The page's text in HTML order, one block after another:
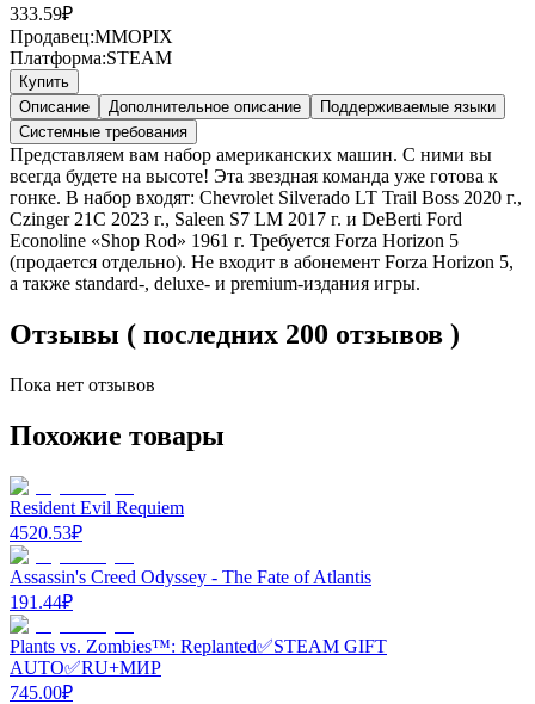
333.59₽
Продавец:MMOPIX
Платформа:STEAM
Купить
Описание
Дополнительное описание
Поддерживаемые языки
Системные требования
Представляем вам набор американских машин. С ними вы
всегда будете на высоте! Эта звездная команда уже готова к
гонке. В набор входят: Chevrolet Silverado LT Trail Boss 2020 г.,
Czinger 21C 2023 г., Saleen S7 LM 2017 г. и DeBerti Ford
Econoline «Shop Rod» 1961 г. Требуется Forza Horizon 5
(продается отдельно). Не входит в абонемент Forza Horizon 5,
а также standard-, deluxe- и premium-издания игры.
Отзывы ( последних 200 отзывов )
Пока нет отзывов
Похожие товары
Resident Evil Requiem
4520.53₽
Assassin's Creed Odyssey - The Fate of Atlantis
191.44₽
Plants vs. Zombies™: Replanted✅STEAM GIFT
AUTO✅RU+МИР
745.00₽